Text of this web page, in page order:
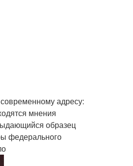
адресу:
мнения
образец
федерального